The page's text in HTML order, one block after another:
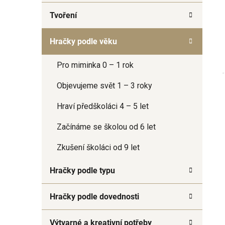
Tvoření
Hračky podle věku
Pro miminka 0 – 1 rok
Objevujeme svět 1 – 3 roky
Hraví předškoláci 4 – 5 let
Začínáme se školou od 6 let
Zkušení školáci od 9 let
Hračky podle typu
Hračky podle dovednosti
Výtvarné a kreativní potřeby